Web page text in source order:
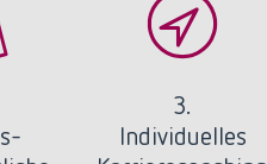
3.
Individuelles